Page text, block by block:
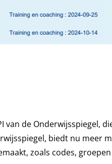
van de Onderwijsspiegel,
biedt nu meer
zoals codes,